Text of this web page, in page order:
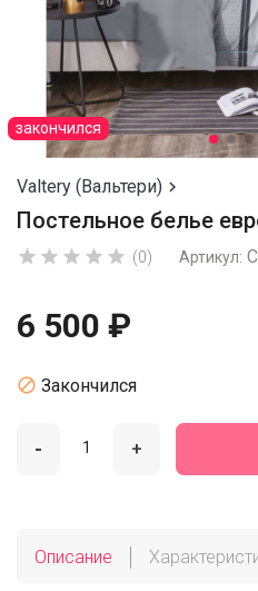
закончился
Valtery (Вальтери) 
Постельное белье
     (0) Артикул:
6 500 ₽
 Закончился
- +
Описание